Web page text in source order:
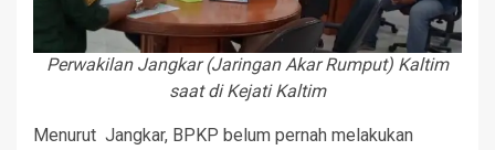
Perwakilan Jangkar (Jaringan Akar Rumput) Kaltim
saat di Kejati Kaltim
Menurut Jangkar, BPKP belum pernah melakukan